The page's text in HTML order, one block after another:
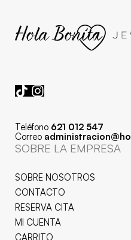
Teléfono 621 012 547
Correo
SOBRE LA EMPRESA
SOBRE NOSOTROS
CONTACTO
RESERVA CITA
MI CUENTA
CARRITO